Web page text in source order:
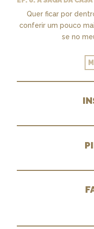
Quer ficar por
conferir um pouco
se no